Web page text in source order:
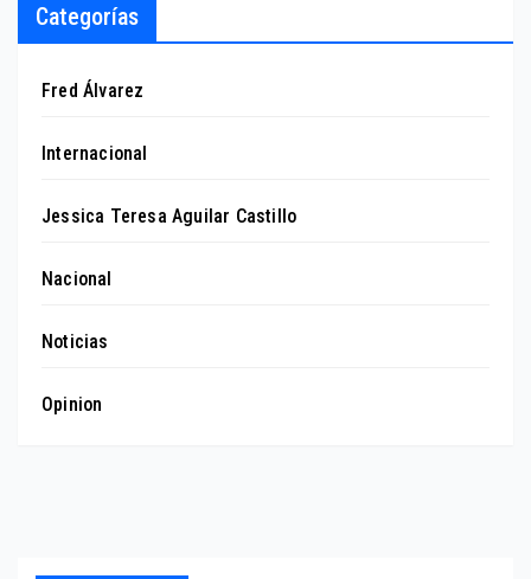
Categorías
Fred Álvarez
Internacional
Jessica Teresa Aguilar Castillo
Nacional
Noticias
Opinion